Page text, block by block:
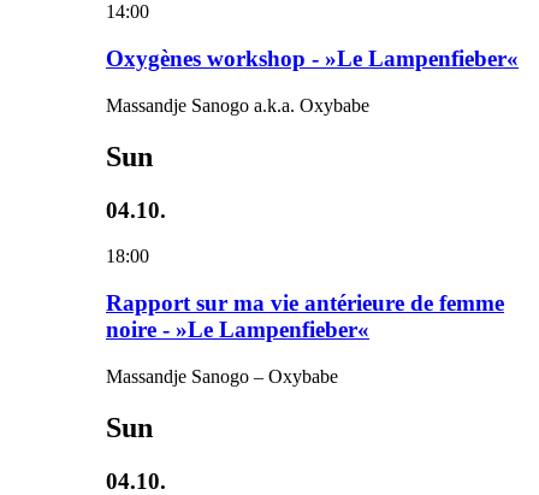
14:00
Oxygènes workshop - »Le Lampenfieber«
Massandje Sanogo a.k.a. Oxybabe
Sun
04.10.
18:00
Rapport sur ma vie antérieure de femme
noire - »Le Lampenfieber«
Massandje Sanogo – Oxybabe
Sun
04.10.